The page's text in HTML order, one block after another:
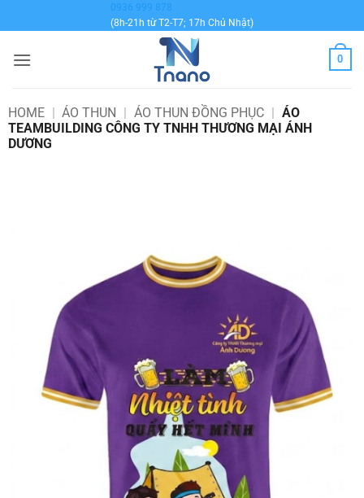
qua
dung
0936 999 878
(8h-21h từ T2-T7; 17h Chủ Nhật)
0
HOME | ÁO THUN | ÁO THUN ĐỒNG PHỤC | ÁO
TEAMBUILDING CÔNG TY TNHH THƯƠNG MẠI ÁNH
DƯƠNG